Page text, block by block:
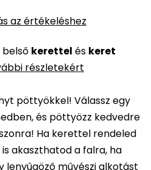
belső kerettel és keret
részletekért
pöttyökkel! Válassz egy
és pöttyözz kedvedre
Ha kerettel rendeled
akaszthatod a falra, ha
lenyűgöző művészi alkotást
az értékeléshez